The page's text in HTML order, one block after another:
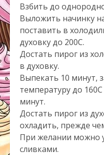
Взбить до
Выложить начинку
поставить в
духовку до 200С.
Достать пирог из
в духовку.
Выпекать 10 минут,
температуру до
минут.
Достать пирог из
охладить, прежде
При желании можно
сливками.